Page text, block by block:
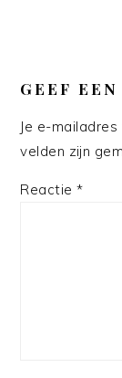
GEEF
Je e-
velden zijn
Reactie*